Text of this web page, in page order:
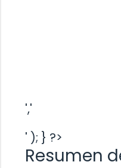
','
' ); } ?>
Resumen